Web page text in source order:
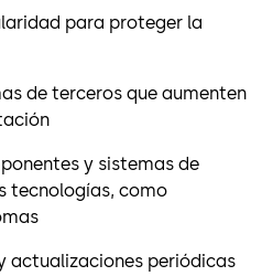
para proteger la
de terceros que aumenten
y sistemas de
tecnologías, como
actualizaciones periódicas